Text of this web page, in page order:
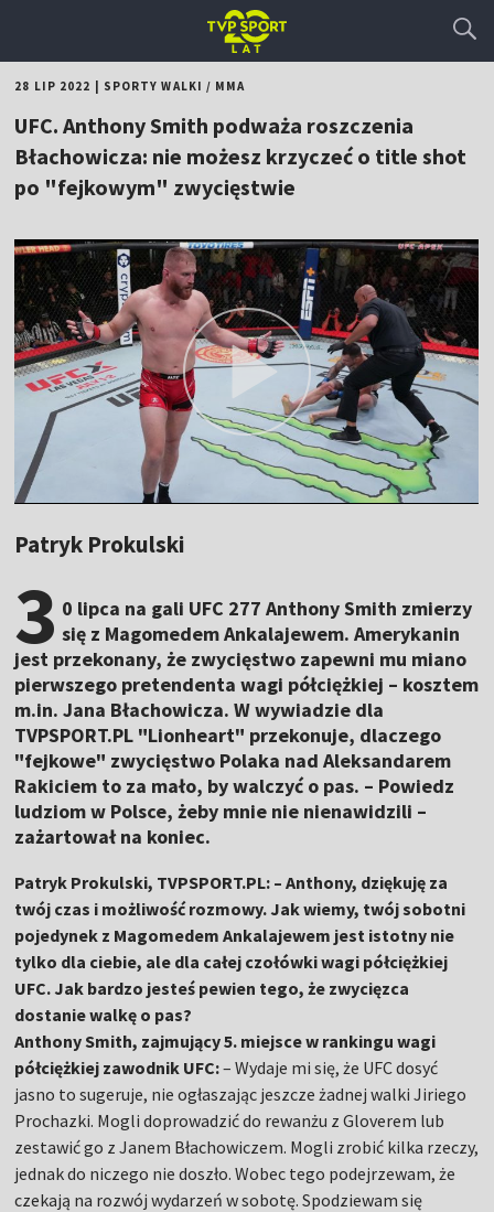
28 LIP 2022 SPORTY WALKI / MMA
UFC. Anthony Smith podważa roszczenia
Błachowicza: nie możesz krzyczeć o title shot
po "fejkowym" zwycięstwie
Patryk Prokulski
3 0 lipca na gali UFC 277 Anthony Smith zmierzy
się z Magomedem Ankalajewem. Amerykanin
jest przekonany, że zwycięstwo zapewni mu miano
pierwszego pretendenta wagi półciężkiej – kosztem
m.in. Jana Błachowicza. W wywiadzie dla
TVPSPORT.PL "Lionheart" przekonuje, dlaczego
"fejkowe" zwycięstwo Polaka nad Aleksandarem
Rakiciem to za mało, by walczyć o pas. – Powiedz
ludziom w Polsce, żeby mnie nie nienawidzili –
zażartował na koniec.
Patryk Prokulski, TVPSPORT.PL: – Anthony, dziękuję za
twój czas i możliwość rozmowy. Jak wiemy, twój sobotni
pojedynek z Magomedem Ankalajewem jest istotny nie
tylko dla ciebie, ale dla całej czołówki wagi półciężkiej
UFC. Jak bardzo jesteś pewien tego, że zwycięzca
dostanie walkę o pas?
Anthony Smith, zajmujący 5. miejsce w rankingu wagi
półciężkiej zawodnik UFC:– Wydaje mi się, że UFC dosyć
jasno to sugeruje, nie ogłaszając jeszcze żadnej walki Jiriego
Prochazki. Mogli doprowadzić do rewanżu z Gloverem lub
zestawić go z Janem Błachowiczem. Mogli zrobić kilka rzeczy,
jednak do niczego nie doszło. Wobec tego podejrzewam, że
czekają na rozwój wydarzeń w sobotę. Spodziewam się